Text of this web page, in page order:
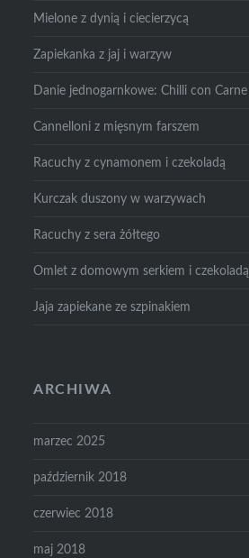
Mielone z dynią i ciecierzycą
Zapiekanka z jaj i warzyw
Danie jednogarnkowe: Chilli con Carne
Cannelloni z mięsnym farszem
Racuchy z cynamonem i czekoladą
Kurczak duszony w warzywach
Racuchy z sera żółtego
Omlet z domowym serkiem i czekoladą
Jaja zapiekane ze szpinakiem
ARCHIWA
marzec 2025
październik 2018
czerwiec 2018
maj 2018